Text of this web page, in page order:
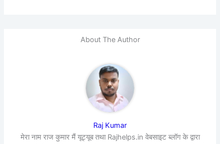
About The Author
Raj Kumar
मेरा नाम राज कुमार मैं यूट्यूब तथा Rajhelps.in वेबसाइट ब्लॉग के द्वारा